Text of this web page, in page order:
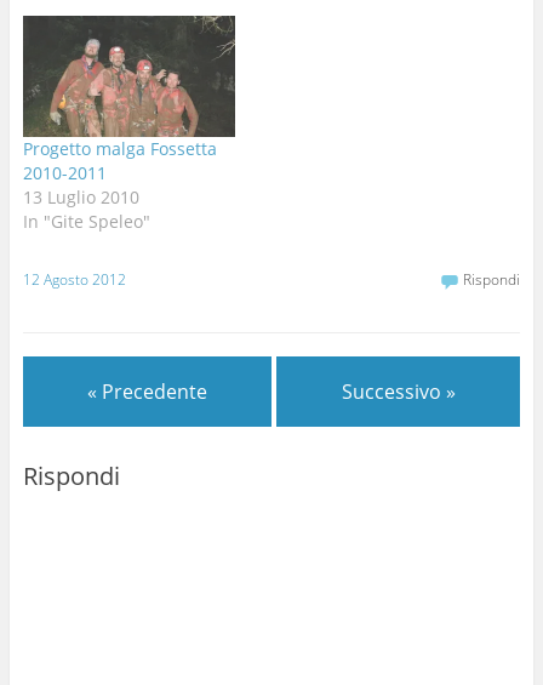
Progetto malga Fossetta
2010-2011
13 Luglio 2010
In "Gite Speleo"
12 Agosto 2012 Rispondi
« Precedente Successivo »
Rispondi